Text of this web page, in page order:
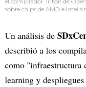
sobre chips de AMD e Intel
Un análisis de
describió a los
como "infraestructura
learning y